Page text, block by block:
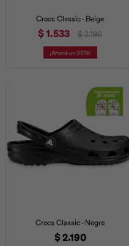
Crocs Classic - Beige
$1.533 $ 2.190
30
Crocs Classic - Negro
$2.190